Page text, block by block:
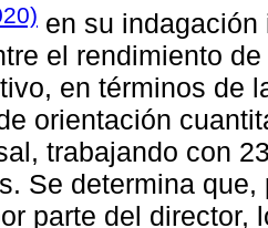
en su
el rendimiento
en términos de
orientación
trabajando con
Se determina
parte del director,